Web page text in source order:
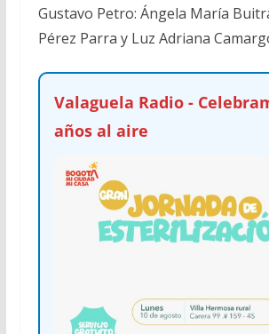
Gustavo Petro: Ángela María
Pérez Parra y Luz Adriana
Valaguela Radio -
años al aire